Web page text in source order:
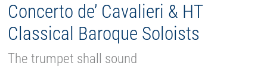
Concerto de’ Cavalieri & HT
Classical Baroque Soloists
The trumpet shall sound